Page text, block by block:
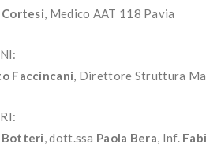
, Medico AAT 118 Pavia
Faccincani, Direttore Struttura
Botteri, dott.ssa Paola Bera, Inf.